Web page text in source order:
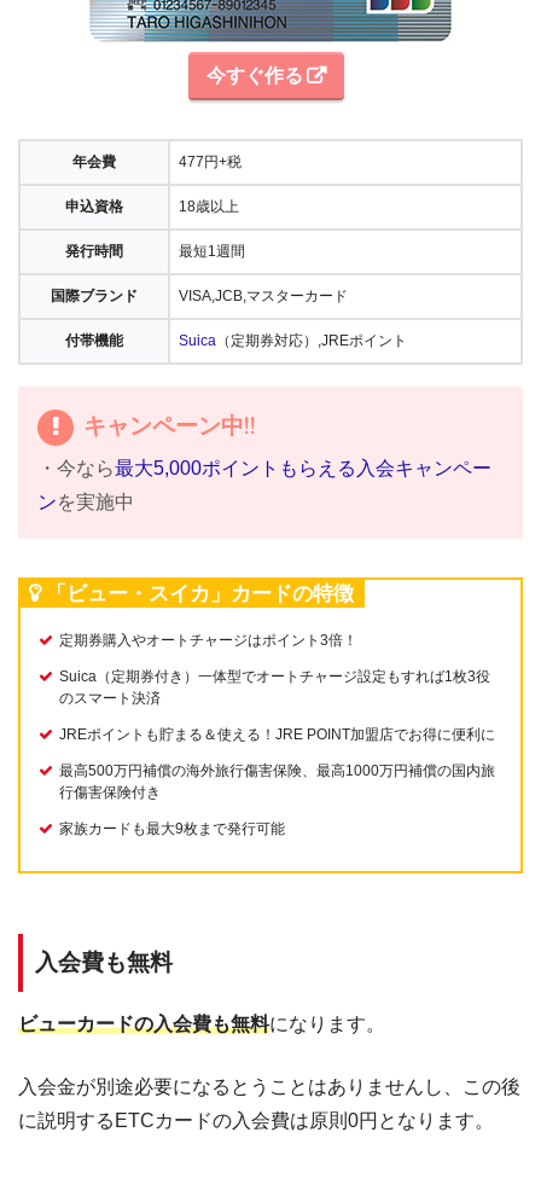
今すぐ作る
年会費 477円+税
申込資格 18歳以上
発行時間 最短1週間
国際ブランド VISA,JCB,マスターカード
付帯機能 Suica （定期券対応）,JREポイント
キャンペーン中!!
・今なら最大5,000ポイントもらえる入会キャンペー
ンを実施中
「ビュー・スイカ」カードの特徴
定期券購入やオートチャージはポイント3倍！
Suica（定期券付き）一体型でオートチャージ設定もすれば1枚3役
のスマート決済
JREポイントも貯まる＆使える！JRE POINT加盟店でお得に便利に
最高500万円補償の海外旅行傷害保険、最高1000万円補償の国内旅
行傷害保険付き
家族カードも最大9枚まで発行可能
入会費も無料
ビューカードの入会費も無料になります。
入会金が別途必要になるとうことはありませんし、この後
に説明するETCカードの入会費は原則0円となります。